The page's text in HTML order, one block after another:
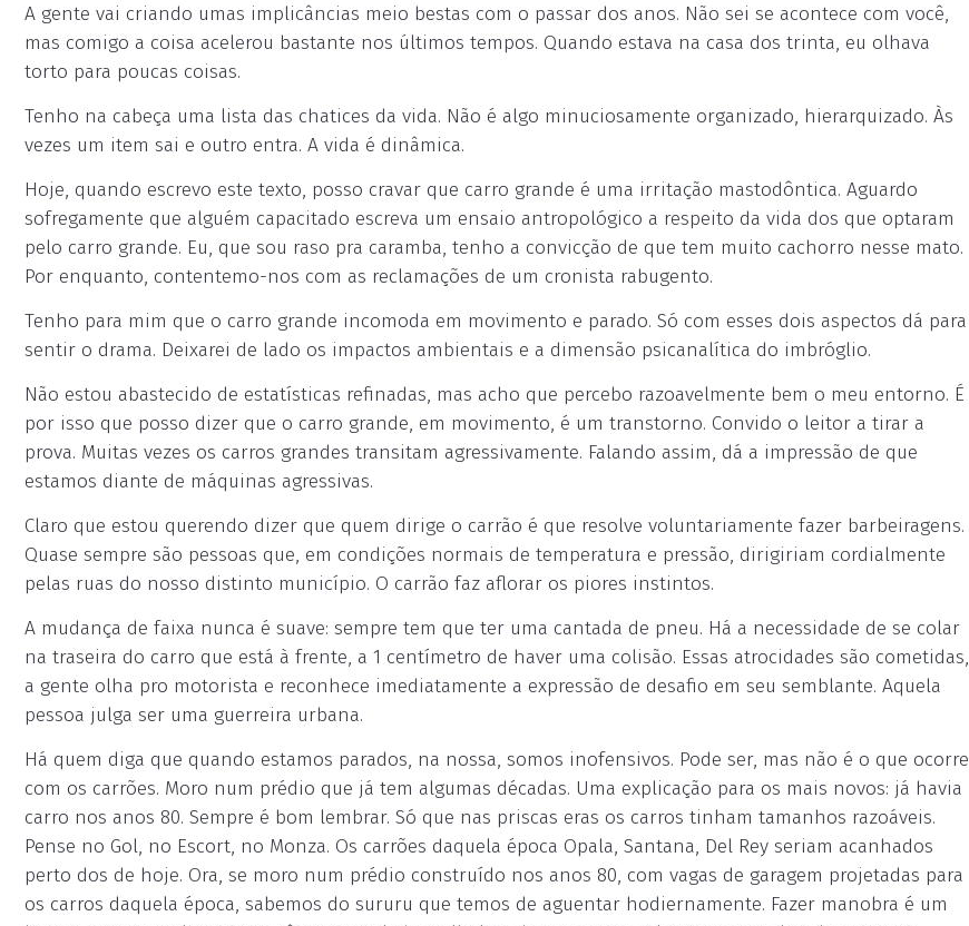
A gente vai criando umas implicâncias meio bestas com o passar dos anos. Não sei se acontece com você,
mas comigo a coisa acelerou bastante nos últimos tempos. Quando estava na casa dos trinta, eu olhava
torto para poucas coisas.
Tenho na cabeça uma lista das chatices da vida. Não é algo minuciosamente organizado, hierarquizado. Às
vezes um item sai e outro entra. A vida é dinâmica.
Hoje, quando escrevo este texto, posso cravar que carro grande é uma irritação mastodôntica. Aguardo
sofregamente que alguém capacitado escreva um ensaio antropológico a respeito da vida dos que optaram
pelo carro grande. Eu, que sou raso pra caramba, tenho a convicção de que tem muito cachorro nesse mato.
Por enquanto, contentemo-nos com as reclamações de um cronista rabugento.
Tenho para mim que o carro grande incomoda em movimento e parado. Só com esses dois aspectos dá para
sentir o drama. Deixarei de lado os impactos ambientais e a dimensão psicanalítica do imbróglio.
Não estou abastecido de estatísticas refinadas, mas acho que percebo razoavelmente bem o meu entorno. É
por isso que posso dizer que o carro grande, em movimento, é um transtorno. Convido o leitor a tirar a
prova. Muitas vezes os carros grandes transitam agressivamente. Falando assim, dá a impressão de que
estamos diante de máquinas agressivas.
Claro que estou querendo dizer que quem dirige o carrão é que resolve voluntariamente fazer barbeiragens.
Quase sempre são pessoas que, em condições normais de temperatura e pressão, dirigiriam cordialmente
pelas ruas do nosso distinto município. O carrão faz aflorar os piores instintos.
A mudança de faixa nunca é suave: sempre tem que ter uma cantada de pneu. Há a necessidade de se colar
na traseira do carro que está à frente, a 1 centímetro de haver uma colisão. Essas atrocidades são cometidas,
a gente olha pro motorista e reconhece imediatamente a expressão de desafio em seu semblante. Aquela
pessoa julga ser uma guerreira urbana.
Há quem diga que quando estamos parados, na nossa, somos inofensivos. Pode ser, mas não é o que ocorre
com os carrões. Moro num prédio que já tem algumas décadas. Uma explicação para os mais novos: já havia
carro nos anos 80. Sempre é bom lembrar. Só que nas priscas eras os carros tinham tamanhos razoáveis.
Pense no Gol, no Escort, no Monza. Os carrões daquela época Opala, Santana, Del Rey seriam acanhados
perto dos de hoje. Ora, se moro num prédio construído nos anos 80, com vagas de garagem projetadas para
os carros daquela época, sabemos do sururu que temos de aguentar hodiernamente. Fazer manobra é um